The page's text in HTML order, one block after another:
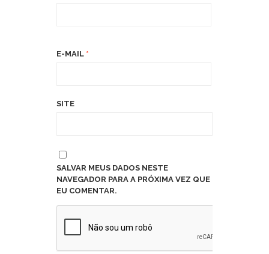
E-MAIL *
SITE
SALVAR MEUS DADOS NESTE
NAVEGADOR PARA A PRÓXIMA VEZ QUE
EU COMENTAR.